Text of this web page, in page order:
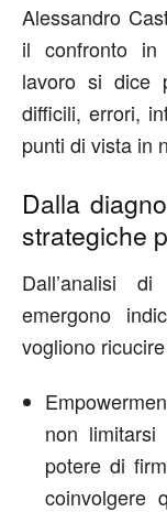
Alessandro
il confronto in
lavoro si dice
difficili, errori,
punti di vista in
Dalla
strategiche
Dall’analisi
emergono
vogliono
non
potere di
coinvolgere